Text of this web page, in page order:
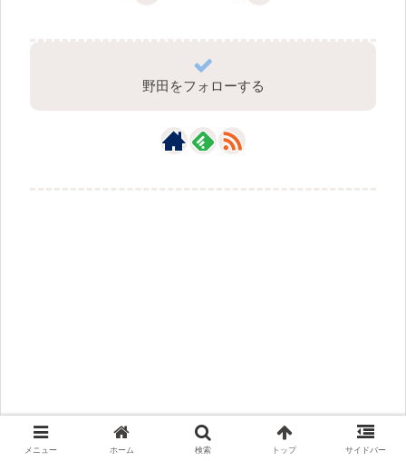
野田をフォローする
メニュー ホーム 検索 トップ サイドバー